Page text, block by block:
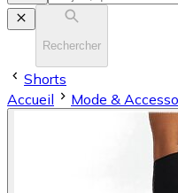
Rechercher
Shorts
Accueil
Mode &